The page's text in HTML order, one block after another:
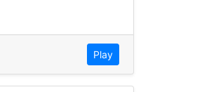
Play